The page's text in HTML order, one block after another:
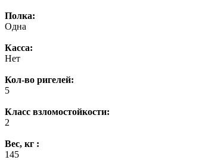
Полка:
Одна
Касса:
Нет
Кол-во ригелей:
5
Класс взломостойкости:
2
Вес, кг :
145